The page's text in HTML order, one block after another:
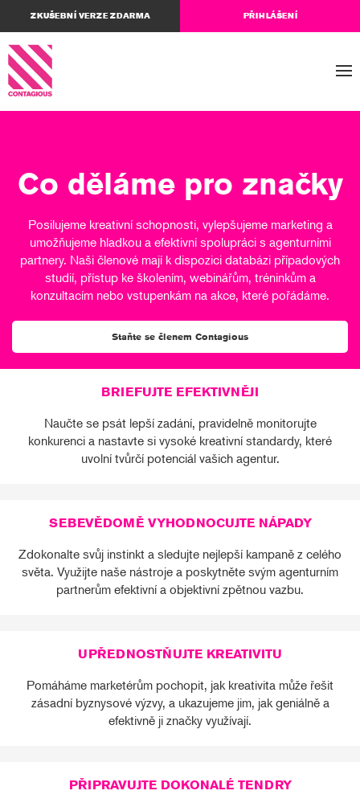
ZKUŠEBNÍ VERZE ZDARMA PŘIHLÁŠENÍ
Co děláme pro značky
Posilujeme kreativní schopnosti, vylepšujeme marketing a
umožňujeme hladkou a efektivní spolupráci s agenturními
partnery. Naši členové mají k dispozici databázi případových
studií, přístup ke školením, webinářům, tréninkům a
konzultacím nebo vstupenkám na akce, které pořádáme.
Staňte se členem Contagious
BRIEFUJTE EFEKTIVNĚJI
Naučte se psát lepší zadání, pravidelně monitorujte
konkurenci a nastavte si vysoké kreativní standardy, které
uvolní tvůrčí potenciál vašich agentur.
SEBEVĚDOMĚ VYHODNOCUJTE NÁPADY
Zdokonalte svůj instinkt a sledujte nejlepší kampaně z celého
světa. Využijte naše nástroje a poskytněte svým agenturním
partnerům efektivní a objektivní zpětnou vazbu.
UPŘEDNOSTŇUJTE KREATIVITU
Pomáháme marketérům pochopit, jak kreativita může řešit
zásadní byznysové výzvy, a ukazujeme jim, jak geniálně a
efektivně ji značky využívají.
PŘIPRAVUJTE DOKONALÉ TENDRY